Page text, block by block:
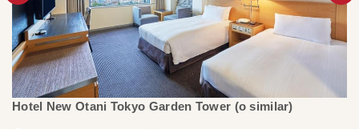
Hotel New Otani Tokyo Garden Tower (o similar)